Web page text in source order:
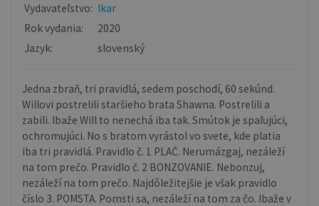
Vydavateľstvo: Ikar
Rok vydania:
2020
Jazyk:
slovenský
Jedna zbraň, tri pravidlá, sedem poschodí, 60 sekúnd.
Willovi postrelili staršieho brata Shawna. Postrelili a
zabili. Ibaže Will to nenechá iba tak. Smútok je spaľujúci,
ochromujúci. No s bratom vyrástol vo svete, kde platia
iba tri pravidlá. Pravidlo č. 1 PLAČ. Nerumázgaj, nezáleží
na tom prečo. Pravidlo č. 2 BONZOVANIE. Nebonzuj,
nezáleží na tom prečo. Najdôležitejšie je však pravidlo
číslo 3. POMSTA. Pomsti sa, nezáleží na tom za čo. Ibaže v